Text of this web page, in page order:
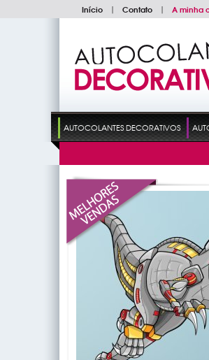
Início | Contato | A minha
AUTOCOLANTES DECORATIVOS